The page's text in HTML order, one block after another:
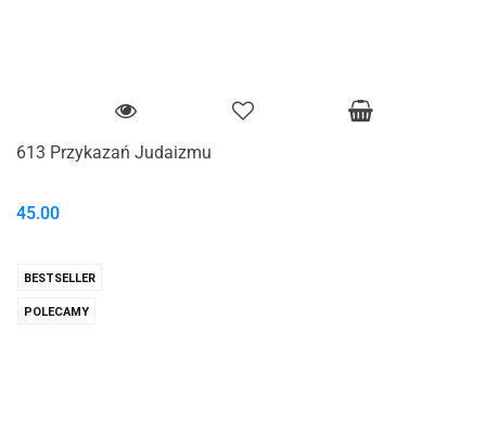
613 Przykazań Judaizmu
45.00
BESTSELLER
POLECAMY